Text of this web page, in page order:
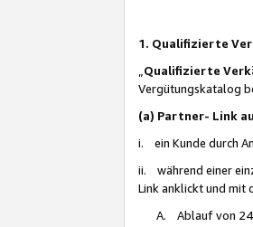
1. Qualifizierte
Qualifizierte
Vergütungskatalog
(a) Partner- Link
i. ein Kunde durch
ii. während einer
Link anklickt und mit
A. Ablauf von 24